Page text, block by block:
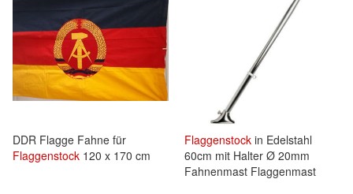
DDR Flagge Fahne für
Flaggenstock 120 x 170 cm
Flaggenstock in Edelstahl
60cm mit Halter Ø 20mm
Fahnenmast Flaggenmast